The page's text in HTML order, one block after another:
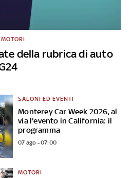
della rubrica di auto
Monterey Car Week 2026, al
via l'evento in California: il
programma
SALONI ED EVENTI
07 ago - 07:00
MOTORI